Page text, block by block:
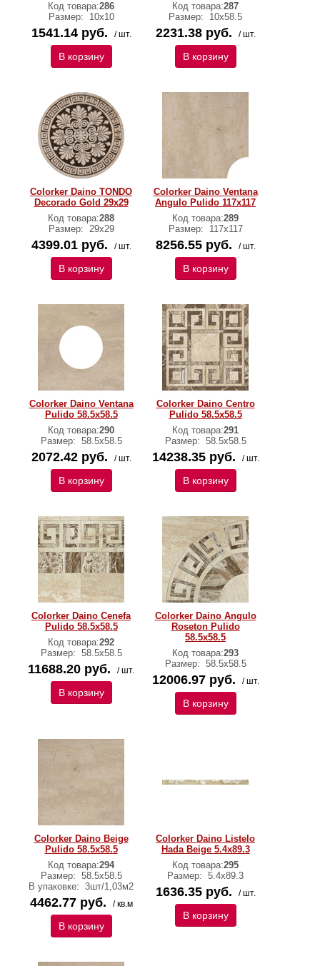
Код товара:286
Размер:
10x10
1541.14 руб. / шт.
В корзину
Код товара:287
Размер:
10x58.5
2231.38 руб. / шт.
В корзину
Colorker Daino TONDO
Decorado Gold 29x29
Код товара:288
Размер: 29x29
4399.01 руб. / шт.
В корзину
Colorker Daino Ventana
Angulo Pulido 117x117
Код товара:289
Размер:
117x117
8256.55 руб. / шт.
В корзину
Colorker Daino Ventana
Pulido 58.5x58.5
Код товара:290
Размер: 58.5x58.5
2072.42 руб. / шт.
В корзину
Colorker Daino Centro
Pulido 58.5x58.5
Код товара:291
Размер: 58.5x58.5
14238.35 руб. / шт.
В корзину
Colorker Daino Cenefa
Pulido 58.5x58.5
Код товара:292
Размер: 58.5x58.5
11688.20 руб. / шт.
В корзину
Colorker Daino Angulo
Roseton Pulido
58.5x58.5
Код товара:293
Размер: 58.5x58.5
12006.97 руб. / шт.
В корзину
Colorker Daino Beige
Pulido 58.5x58.5
Код товара:294
Размер: 58.5x58.5
В упаковке: 3шт/1,03м2
4462.77 руб. / кв.м
В корзину
Colorker Daino Listelo
Hada Beige 5.4x89.3
Код товара:295
Размер: 5.4x89.3
1636.35 руб. / шт.
В корзину